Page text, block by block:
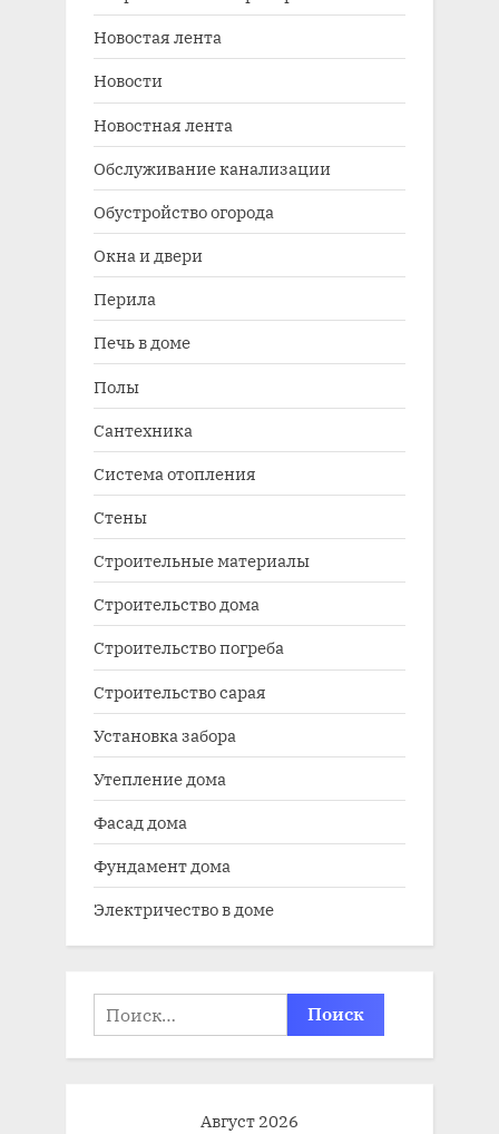
Новостая лента
Новости
Новостная лента
Обслуживание канализации
Обустройство огорода
Окна и двери
Перила
Печь в доме
Полы
Сантехника
Система отопления
Стены
Строительные материалы
Строительство дома
Строительство погреба
Строительство сарая
Установка забора
Утепление дома
Фасад дома
Фундамент дома
Электричество в доме
Найти:
Август 2026